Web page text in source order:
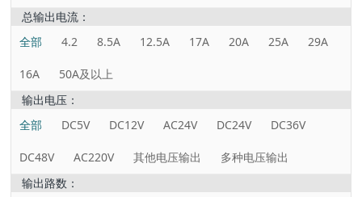
总输出电流：
全部
4.2 8.5A 12.5A 17A 20A 25A 29A
16A
50A及以上
输出电压：
全部
DC5V DC12V AC24V DC24V DC36V
DC48V AC220V 其他电压输出
多种电压输出
输出路数：